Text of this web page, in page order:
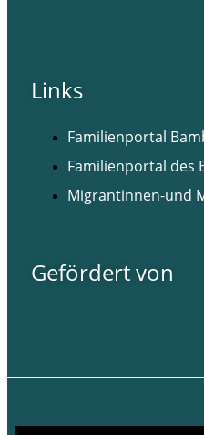
Links
Familienportal
Familienportal des
Migrantinnen-und
Gefördert von